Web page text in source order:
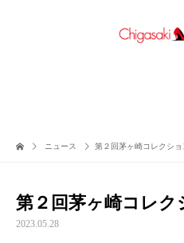
ニュース 第２回茅ヶ崎コレクショ
第２回茅ヶ崎コレク
2023.05.28